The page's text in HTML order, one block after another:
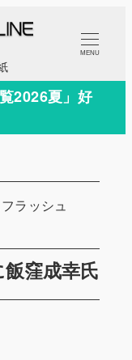
MENU
2026夏」好
飯窪成幸氏
ラッシュ